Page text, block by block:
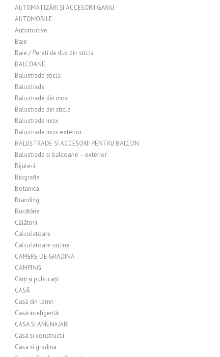
AUTOMATIZĂRI ȘI ACCESORII GARAJ
AUTOMOBILE
Automotive
Baie
Baie / Pereti de dus din sticla
BALCOANE
Balustrada sticla
Balustrade
Balustrade din inox
Balustrade din sticla
Balustrade inox
Balustrade inox exterior
BALUSTRADE SI ACCESORII PENTRU BALCON
Balustrade si balcoane – exterior
Bijuterii
Biografie
Botanica
Branding
Bucătărie
Călătorii
Calculatoare
Calculatoare online
CAMERE DE GRADINA
CAMPING
Cărți și publicații
CASĂ
Casă din lemn
Casă inteligentă
CASA SI AMENAJARI
Casa si constructii
Casa si gradina